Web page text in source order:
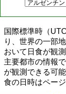
国際標準時（
り、世界の一部
おいて日食が観
主要都市の情報
が観測できる可
食の日時はペー